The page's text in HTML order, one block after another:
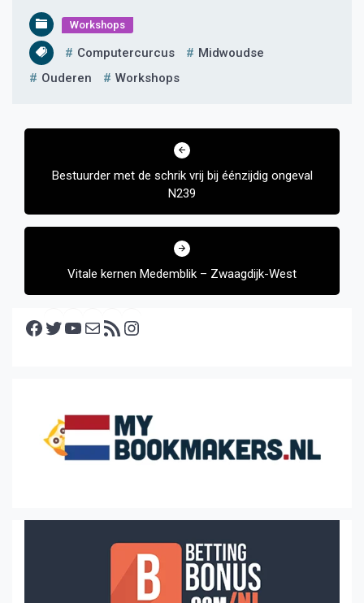
Workshops
Computercurcus
Midwoudse
Ouderen
Workshops
Bericht
Bestuurder met de schrik vrij bij éénzijdig ongeval
N239
Vitale kernen Medemblik – Zwaagdijk-West
Facebook Twitter YouTube E-mail RSS feed